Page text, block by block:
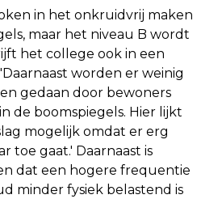
in het onkruidvrij maken
maar het niveau B wordt
het college ook in een
worden er weinig
gedaan door bewoners
de boomspiegels. Hier lijkt
mogelijk omdat er erg
toe gaat.' Daarnaast is
dat een hogere frequentie
minder fysiek belastend is